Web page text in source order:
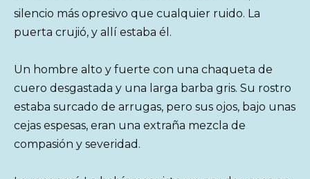
silencio más opresivo que cualquier ruido. La
puerta crujió, y allí estaba él.
Un hombre alto y fuerte con una chaqueta de
cuero desgastada y una larga barba gris. Su rostro
estaba surcado de arrugas, pero sus ojos, bajo unas
cejas espesas, eran una extraña mezcla de
compasión y severidad.